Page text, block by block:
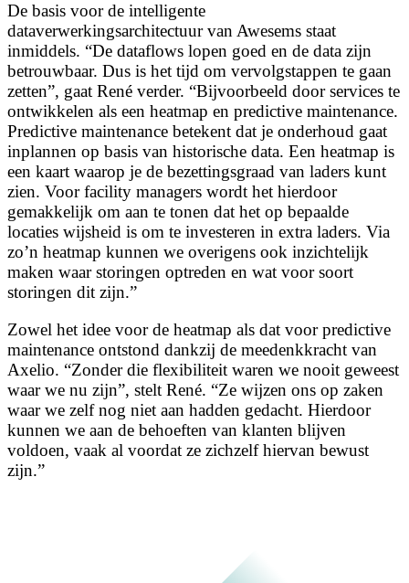
De basis voor de intelligente
dataverwerkingsarchitectuur van Awesems staat
inmiddels. “De dataflows lopen goed en de data zijn
betrouwbaar. Dus is het tijd om vervolgstappen te gaan
zetten”, gaat René verder. “Bijvoorbeeld door services te
ontwikkelen als een heatmap en predictive maintenance.
Predictive maintenance betekent dat je onderhoud gaat
inplannen op basis van historische data. Een heatmap is
een kaart waarop je de bezettingsgraad van laders kunt
zien. Voor facility managers wordt het hierdoor
gemakkelijk om aan te tonen dat het op bepaalde
locaties wijsheid is om te investeren in extra laders. Via
zo’n heatmap kunnen we overigens ook inzichtelijk
maken waar storingen optreden en wat voor soort
storingen dit zijn.”
Zowel het idee voor de heatmap als dat voor predictive
maintenance ontstond dankzij de meedenkkracht van
Axelio. “Zonder die flexibiliteit waren we nooit geweest
waar we nu zijn”, stelt René. “Ze wijzen ons op zaken
waar we zelf nog niet aan hadden gedacht. Hierdoor
kunnen we aan de behoeften van klanten blijven
voldoen, vaak al voordat ze zichzelf hiervan bewust
zijn.”